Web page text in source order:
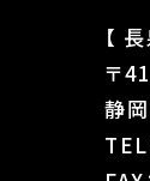
【
〒
静